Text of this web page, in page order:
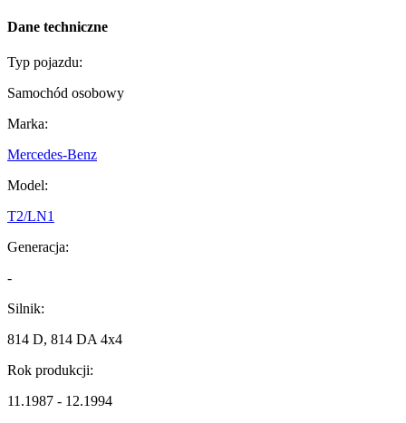
Dane techniczne
Typ pojazdu:
Samochód osobowy
Marka:
Mercedes-Benz
Model:
T2/LN1
Generacja:
-
Silnik:
814 D, 814 DA 4x4
Rok produkcji:
11.1987 - 12.1994